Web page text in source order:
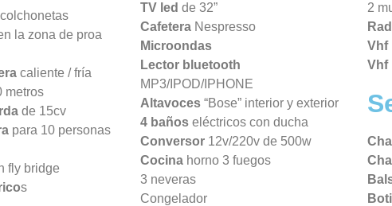
la zona de proa
caliente / fría
metros
de 15cv
para 10 personas
fly bridge
s
TV led de 32”
Cafetera Nespresso
Microondas
Lector bluetooth
MP3/IPOD/IPHONE
Altavoces “Bose” interior y exterior
4 baños eléctricos con ducha
Conversor 12v/220v de 500w
Cocina horno 3 fuegos
3 neveras
Congelador
2
Vhf
Vhf